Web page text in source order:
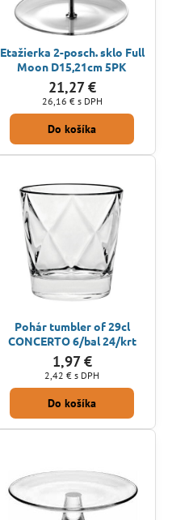
Etažierka 2-posch. sklo Full
Moon D15,21cm 5PK
21,27 €
26,16 € s DPH
Do košíka
Pohár tumbler of 29cl
CONCERTO 6/bal 24/krt
1,97 €
2,42 € s DPH
Do košíka